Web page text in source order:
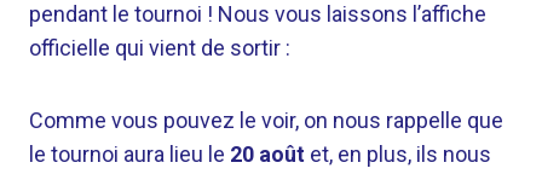
pendant le tournoi ! Nous vous laissons l’affiche
officielle qui vient de sortir :
Comme vous pouvez le voir, on nous rappelle que
le tournoi aura lieu le 20 août et, en plus, ils nous